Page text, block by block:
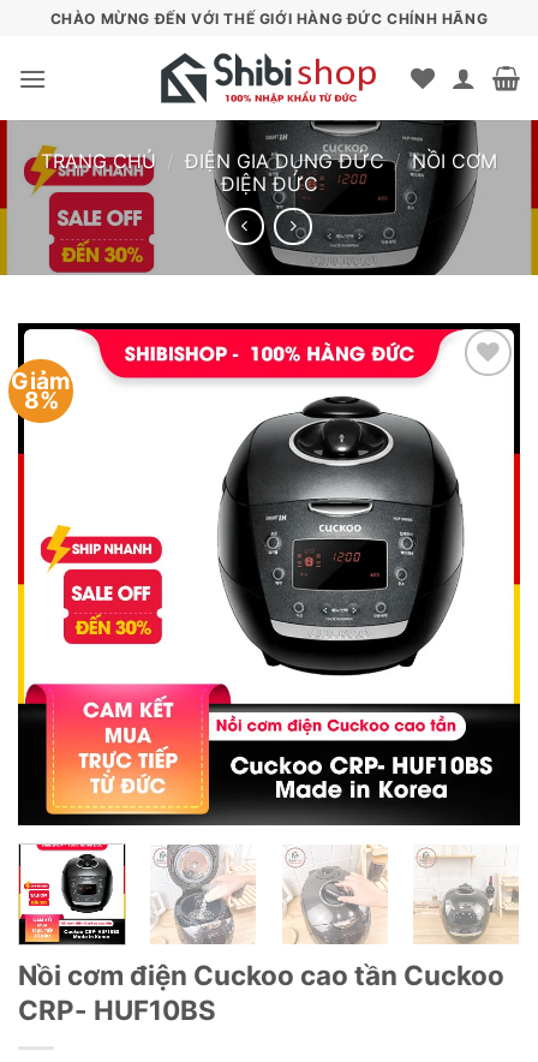
nội
CHÀO MỪNG ĐẾN VỚI THẾ GIỚI HÀNG ĐỨC CHÍNH HÃNG
TRANG CHỦ / ĐIỆN GIA DỤNG ĐỨC / NỒI CƠM
ĐIỆN ĐỨC
Giảm
8%
Nồi cơm điện Cuckoo cao tần Cuckoo
CRP- HUF10BS